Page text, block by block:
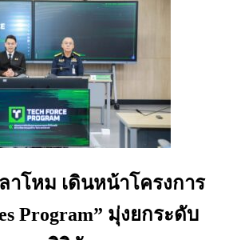
าโหม เดินหน้าโครงการ
Program” มุ่งยกระดับ